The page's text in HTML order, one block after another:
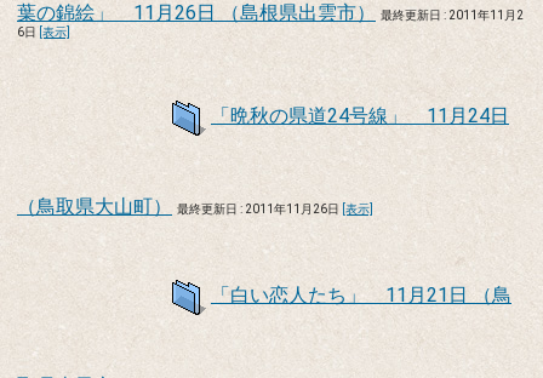
葉の錦絵」 11月26日 （島根県出雲市）
最終更新日 : 2011年11月2
6日 [表示]
「晩秋の県道24号線」 11月24日
（鳥取県大山町） 最終更新日 : 2011年11月26日 [表示]
「白い恋人たち」 11月21日 （鳥